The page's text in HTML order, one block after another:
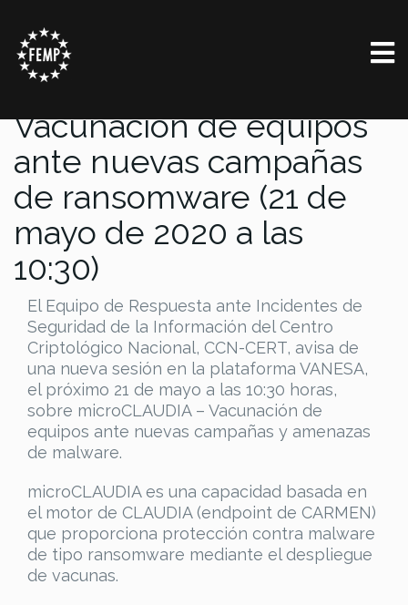
microCLAUDIA –
Vacunación de equipos
ante nuevas campañas
de ransomware (21 de
mayo de 2020 a las
10:30)
El Equipo de Respuesta ante Incidentes de
Seguridad de la Información del Centro
Criptológico Nacional, CCN-CERT, avisa de
una nueva sesión en la plataforma VANESA,
el próximo 21 de mayo a las 10:30 horas,
sobre microCLAUDIA – Vacunación de
equipos ante nuevas campañas y amenazas
de malware.
microCLAUDIA es una capacidad basada en
el motor de CLAUDIA (endpoint de CARMEN)
que proporciona protección contra malware
de tipo ransomware mediante el despliegue
de vacunas.